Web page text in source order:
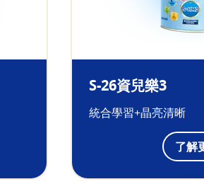
S-26資兒樂3
統合學習+晶亮清晰
了解